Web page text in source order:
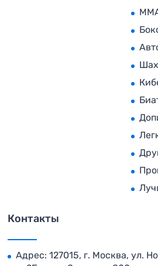
Контакты
Адрес: 127015, г. Москва, ул.